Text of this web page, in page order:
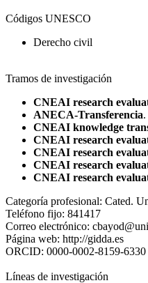
Códigos UNESCO
Derecho civil
Tramos de investigación
CNEAI research
ANECA-Transferencia
CNEAI knowledge
CNEAI research
CNEAI research
CNEAI research
CNEAI research
Categoría profesional: Cated.
Teléfono fijo: 841417
Correo electrónico:
Página web: http://gidda.es
ORCID: 0000-0002-8159-6330
Líneas de investigación